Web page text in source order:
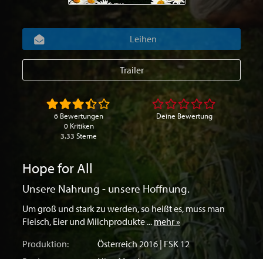
Hope for All
Unsere Nahrung - unsere Hoffnung.
Um groß und stark zu werden, so heißt es, muss man
Fleisch, Eier und Milchprodukte ... mehr »
Produktion:
Österreich2016 | FSK 12
Leihen
Trailer
6 Bewertungen
0 Kritiken
3.33 Sterne
Deine Bewertung